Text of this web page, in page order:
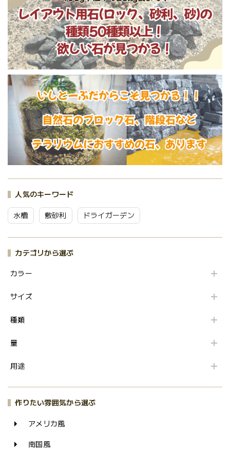
人気のキーワード
水槽 敷砂利 ドライガーデン
カテゴリから選ぶ
カラー
サイズ
種類
量
用途
作りたい雰囲気から選ぶ
アメリカ風
南国風